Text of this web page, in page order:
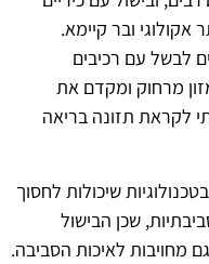
אקולוגי ובר קיימא.
לבשל עם רכיבים
מרחוק ומקדם את
לקראת תזונה בריאה
שיכולות לחסוך
שכן הבישול
מחויבות לאיכות הסביבה.